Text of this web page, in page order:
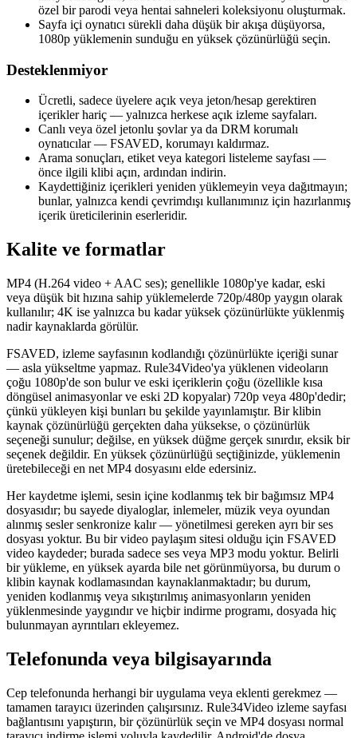
özel bir parodi veya hentai sahneleri koleksiyonu oluşturmak.
Sayfa içi oynatıcı sürekli daha düşük bir akışa düşüyorsa,
1080p yüklemenin sunduğu en yüksek çözünürlüğü seçin.
Desteklenmiyor
Ücretli, sadece üyelere açık veya jeton/hesap gerektiren
içerikler hariç — yalnızca herkese açık izleme sayfaları.
Canlı veya özel jetonlu şovlar ya da DRM korumalı
oynatıcılar — FSAVED, korumayı kaldırmaz.
Arama sonuçları, etiket veya kategori listeleme sayfası —
önce ilgili klibi açın, ardından indirin.
Kaydettiğiniz içerikleri yeniden yüklemeyin veya dağıtmayın;
bunlar, yalnızca kendi çevrimdışı kullanımınız için hazırlanmış
içerik üreticilerinin eserleridir.
Kalite ve formatlar
MP4 (H.264 video + AAC ses); genellikle 1080p'ye kadar, eski
veya düşük bit hızına sahip yüklemelerde 720p/480p yaygın olarak
kullanılır; 4K ise yalnızca bu kadar yüksek çözünürlükte yüklenmiş
nadir kaynaklarda görülür.
FSAVED, izleme sayfasının kodlandığı çözünürlükte içeriği sunar
— asla yükseltme yapmaz. Rule34Video'ya yüklenen videoların
çoğu 1080p'de son bulur ve eski içeriklerin çoğu (özellikle kısa
döngüsel animasyonlar ve eski 2D kopyalar) 720p veya 480p'dedir;
çünkü yükleyen kişi bunları bu şekilde yayınlamıştır. Bir klibin
kaynak çözünürlüğü gerçekten daha yüksekse, o çözünürlük
seçeneği sunulur; değilse, en yüksek düğme gerçek sınırdır, eksik bir
seçenek değildir. En yüksek çözünürlüğü seçtiğinizde, yüklemenin
üretebileceği en net MP4 dosyasını elde edersiniz.
Her kaydetme işlemi, sesin içine kodlanmış tek bir bağımsız MP4
dosyasıdır; bu sayede diyaloglar, inlemeler, müzik veya oyundan
alınmış sesler senkronize kalır — yönetilmesi gereken ayrı bir ses
dosyası yoktur. Bu bir video paylaşım sitesi olduğu için FSAVED
video kaydeder; burada sadece ses veya MP3 modu yoktur. Belirli
bir yükleme, en yüksek ayarda bile net görünmüyorsa, bu durum o
klibin kaynak kodlamasından kaynaklanmaktadır; bu durum,
yeniden kodlanmış veya sıkıştırılmış animasyonların yeniden
yüklenmesinde yaygındır ve hiçbir indirme programı, dosyada hiç
bulunmayan ayrıntıları ekleyemez.
Telefonunda veya bilgisayarında
Cep telefonunda herhangi bir uygulama veya eklenti gerekmez —
tamamen tarayıcı üzerinden çalışırsınız. Rule34Video izleme sayfası
bağlantısını yapıştırın, bir çözünürlük seçin ve MP4 dosyası normal